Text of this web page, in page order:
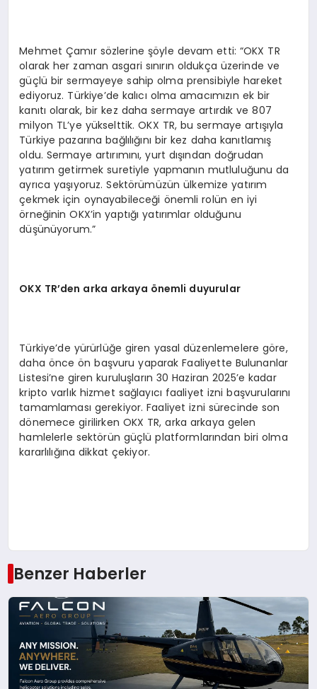
Mehmet Çamır sözlerine şöyle devam etti: “OKX TR
olarak her zaman asgari sınırın oldukça üzerinde ve
güçlü bir sermayeye sahip olma prensibiyle hareket
ediyoruz. Türkiye’de kalıcı olma amacımızın ek bir
kanıtı olarak, bir kez daha sermaye artırdık ve 807
milyon TL’ye yükselttik. OKX TR, bu sermaye artışıyla
Türkiye pazarına bağlılığını bir kez daha kanıtlamış
oldu. Sermaye artırımını, yurt dışından doğrudan
yatırım getirmek suretiyle yapmanın mutluluğunu da
ayrıca yaşıyoruz. Sektörümüzün ülkemize yatırım
çekmek için oynayabileceği önemli rolün en iyi
örneğinin OKX’in yaptığı yatırımlar olduğunu
düşünüyorum.”
OKX TR’den arka arkaya önemli duyurular
Türkiye’de yürürlüğe giren yasal düzenlemelere göre,
daha önce ön başvuru yaparak Faaliyette Bulunanlar
Listesi’ne giren kuruluşların 30 Haziran 2025’e kadar
kripto varlık hizmet sağlayıcı faaliyet izni başvurularını
tamamlaması gerekiyor. Faaliyet izni sürecinde son
dönemece girilirken OKX TR, arka arkaya gelen
hamlelerle sektörün güçlü platformlarından biri olma
kararlılığına dikkat çekiyor.
Benzer Haberler